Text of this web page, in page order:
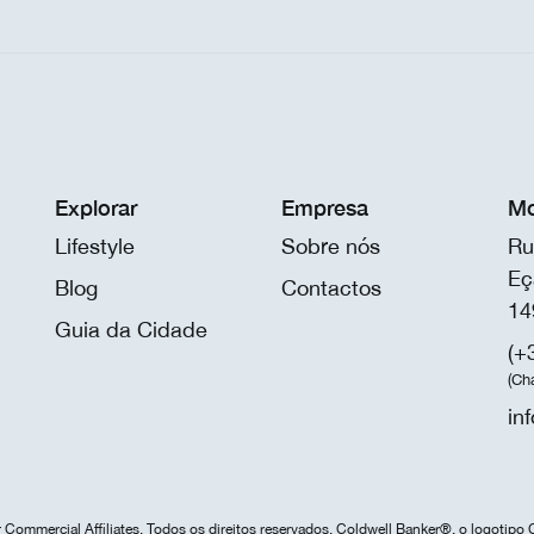
Explorar
Lifestyle
Blog
Guia da Cidade
Empresa
Sobre nós
Contactos
Affiliates. Todos os direitos reservados. Coldwell Banker®, o